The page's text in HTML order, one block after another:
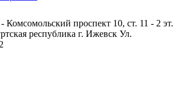
проспект 10, ст. 11 - 2 эт.
республика г. Ижевск Ул.